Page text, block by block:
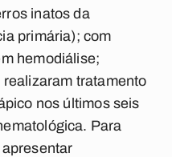
inatos da
primária); com
hemodiálise;
tratamento
nos últimos seis
Para